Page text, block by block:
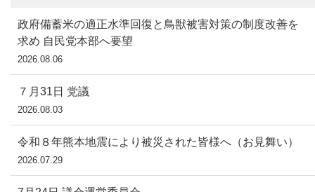
政府備蓄米の適正水準回復と鳥獣被害対策の制度改善を
求め 自民党本部へ要望
2026.08.06
７月31日 党議
2026.08.03
令和８年熊本地震により被災された皆様へ（お見舞い）
2026.07.29